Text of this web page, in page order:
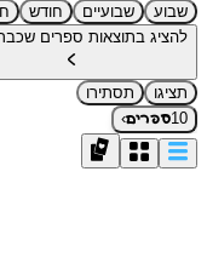
שבוע שבועיים חודש
להציג בתוצאות ספרים
תציגו
תסתירו
10ספרים›